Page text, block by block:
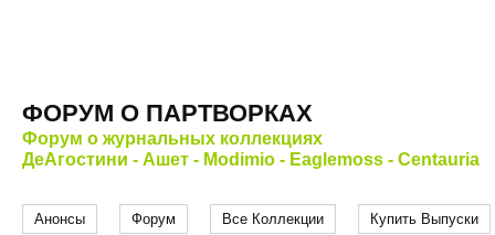
ФОРУМ О ПАРТВОРКАХ
Форум о журнальных коллекциях
ДеАгостини - Ашет - Modimio - Eaglemoss - Centauria
Анонсы Форум Все Коллекции Купить Выпуски